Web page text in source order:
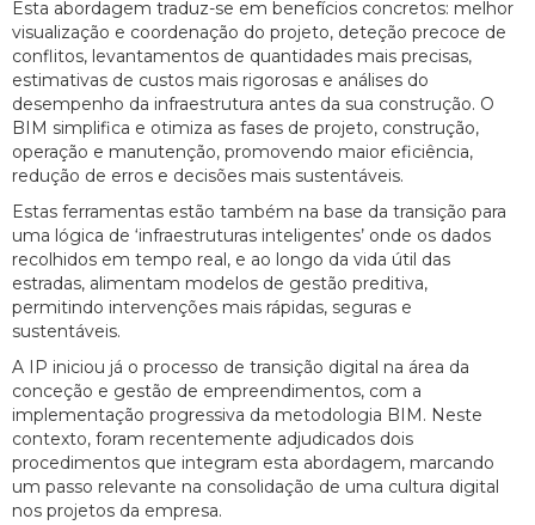
Esta abordagem traduz-se em benefícios concretos: melhor
visualização e coordenação do projeto, deteção precoce de
conflitos, levantamentos de quantidades mais precisas,
estimativas de custos mais rigorosas e análises do
desempenho da infraestrutura antes da sua construção. O
BIM simplifica e otimiza as fases de projeto, construção,
operação e manutenção, promovendo maior eficiência,
redução de erros e decisões mais sustentáveis.
Estas ferramentas estão também na base da transição para
uma lógica de ‘infraestruturas inteligentes’ onde os dados
recolhidos em tempo real, e ao longo da vida útil das
estradas, alimentam modelos de gestão preditiva,
permitindo intervenções mais rápidas, seguras e
sustentáveis.
A IP iniciou já o processo de transição digital na área da
conceção e gestão de empreendimentos, com a
implementação progressiva da metodologia BIM. Neste
contexto, foram recentemente adjudicados dois
procedimentos que integram esta abordagem, marcando
um passo relevante na consolidação de uma cultura digital
nos projetos da empresa.